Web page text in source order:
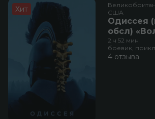
Хит
США
Одиссея
обсл)
2 ч 52 мин
боевик,
4 отзыва